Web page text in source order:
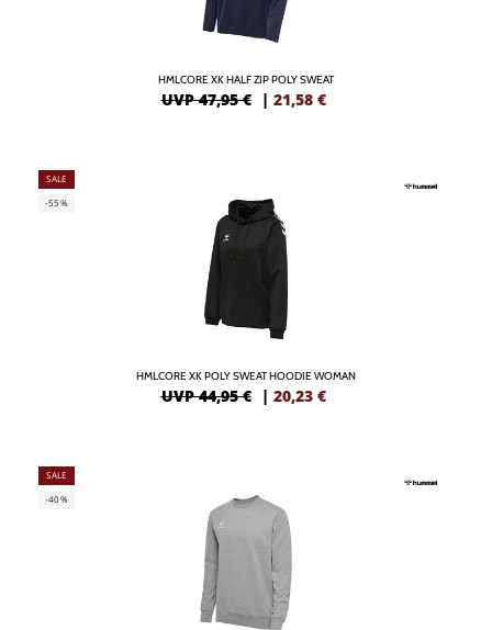
HMLCORE XK HALF ZIP POLY SWEAT
UVP 47,95 € | 21,58 €
SALE
-55%
HMLCORE XK POLY SWEAT HOODIE WOMAN
UVP 44,95 € | 20,23 €
SALE
-40%